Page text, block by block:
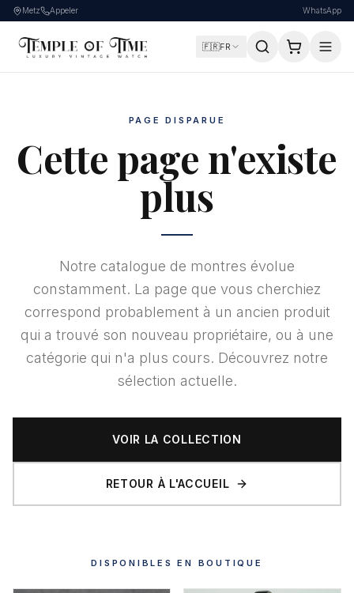
Metz Appeler WhatsApp
🇫🇷FR
PAGE DISPARUE
Cette page n'existe
plus
Notre catalogue de montres évolue
constamment. La page que vous cherchiez
correspond probablement à un ancien produit
qui a trouvé son nouveau propriétaire, ou à une
catégorie qui n'a plus cours. Découvrez notre
sélection actuelle.
VOIR LA COLLECTION
RETOUR À L'ACCUEIL
DISPONIBLES EN BOUTIQUE